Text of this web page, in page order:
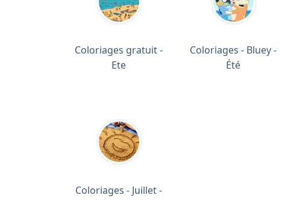
Coloriages gratuit -
Ete
Coloriages - Bluey -
Été
Coloriages - Juillet -